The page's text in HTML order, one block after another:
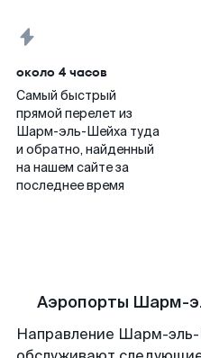
около 4 часов
Самый быстрый
прямой перелет из
Шарм-эль-Шейха туда
и обратно, найденный
на нашем сайте за
последнее время
Аэропорты Шарм-
Направление Шарм-